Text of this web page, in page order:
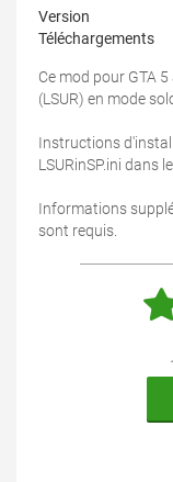
Version
Téléchargements
Ce mod pour GTA
(LSUR) en mode
Instructions
LSURinSP.ini dans
Informations
sont requis.